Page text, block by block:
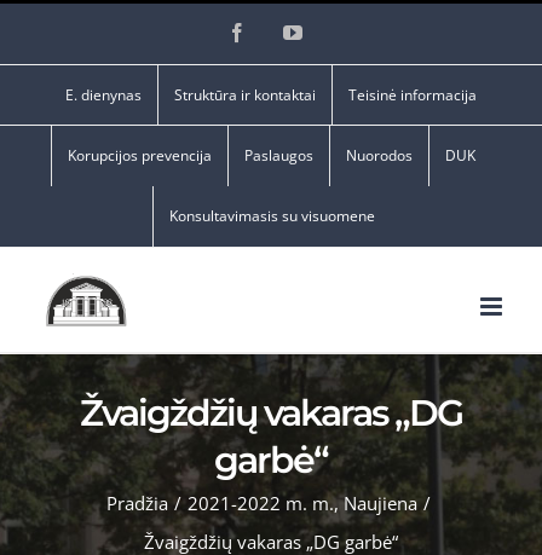
FacebookYouTube
E. dienynas Struktūra ir kontaktai Teisinė informacija
Korupcijos prevencija Paslaugos Nuorodos DUK
Konsultavimasis su visuomene
Žvaigždžių vakaras „DG
garbė“
Pradžia / 2021-2022 m. m.,Naujiena /
Žvaigždžių vakaras „DG garbė“